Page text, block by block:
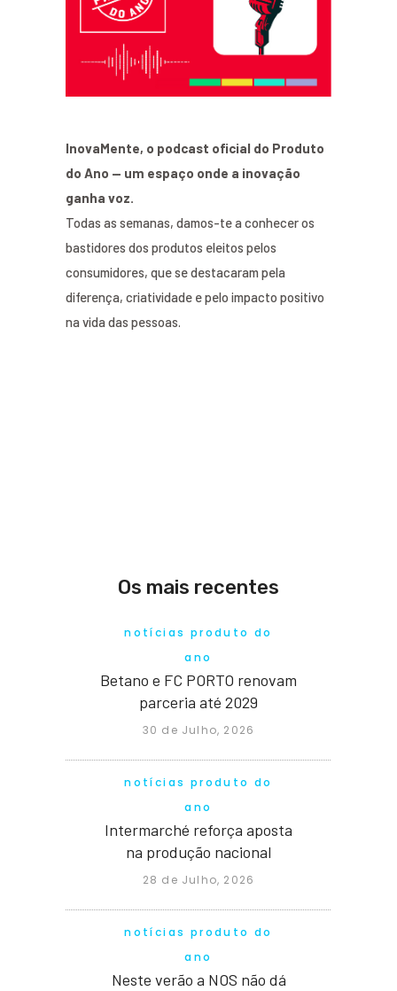
InovaMente, o podcast oficial do Produto
do Ano — um espaço onde a inovação
ganha voz.
Todas as semanas, damos-te a conhecer os
bastidores dos produtos eleitos pelos
consumidores, que se destacaram pela
diferença, criatividade e pelo impacto positivo
na vida das pessoas.
Os mais recentes
notícias produto do
ano
Betano e FC PORTO renovam
parceria até 2029
30 de Julho, 2026
notícias produto do
ano
Intermarché reforça aposta
na produção nacional
28 de Julho, 2026
notícias produto do
ano
Neste verão a NOS não dá